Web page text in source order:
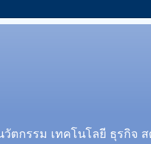
ตกรรม เทคโนโลยี ธุรกิจ